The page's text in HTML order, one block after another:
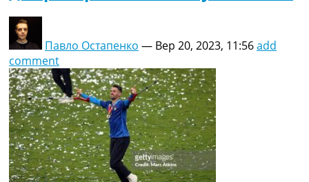
Павло Остапенко — Вер 20, 2023, 11:56add
comment